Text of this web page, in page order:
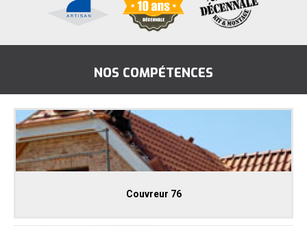
NOS COMPÉTENCES
Couvreur 76